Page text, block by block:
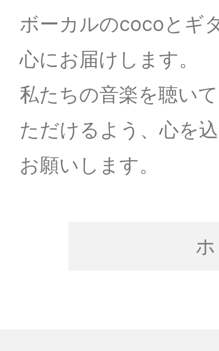
ボーカルのcocoとギ
心にお届けします。
私たちの音楽を聴い
ただけるよう、心を
お願いします。